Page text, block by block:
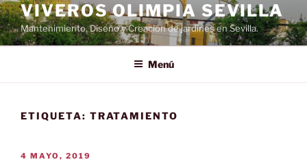
VIVEROS OLIMPIA SEVILLA
Mantenimiento, Diseño y Creación de jardines en Sevilla.
Menú
ETIQUETA: TRATAMIENTO
PUBLICADO
4 MAYO, 2019